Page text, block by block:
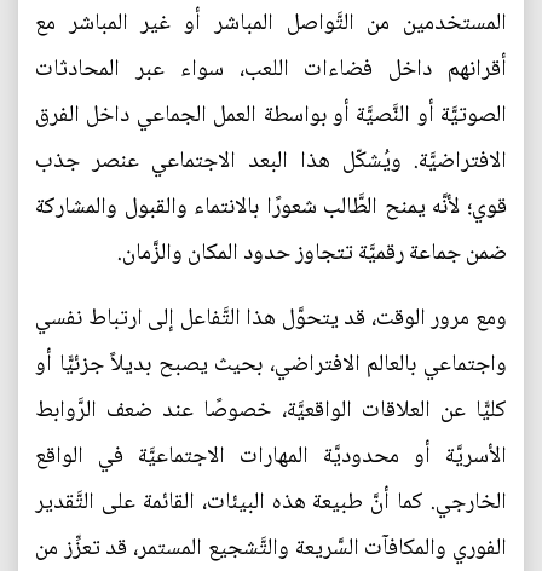
المستخدمين من التَّواصل المباشر أو غير المباشر مع
أقرانهم داخل فضاءات اللعب، سواء عبر المحادثات
الصوتيَّة أو النَّصيَّة أو بواسطة العمل الجماعي داخل الفرق
الافتراضيَّة. ويُشكّل هذا البعد الاجتماعي عنصر جذب
قوي؛ لأنَّه يمنح الطَّالب شعورًا بالانتماء والقبول والمشاركة
ضمن جماعة رقميَّة تتجاوز حدود المكان والزَّمان.
ومع مرور الوقت، قد يتحوَّل هذا التَّفاعل إلى ارتباط نفسي
واجتماعي بالعالم الافتراضي، بحيث يصبح بديلاً جزئيًّا أو
كليًّا عن العلاقات الواقعيَّة، خصوصًا عند ضعف الرَّوابط
الأسريَّة أو محدوديَّة المهارات الاجتماعيَّة في الواقع
الخارجي. كما أنَّ طبيعة هذه البيئات، القائمة على التَّقدير
الفوري والمكافآت السَّريعة والتَّشجيع المستمر، قد تعزِّز من